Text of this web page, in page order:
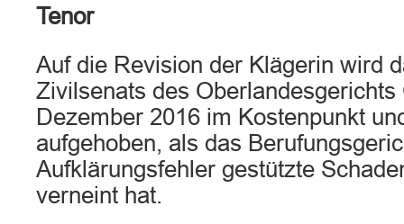
Tenor
Auf die Revision der Klägerin wird
Zivilsenats des Oberlandesgerichts
Dezember 2016 im Kostenpunkt
aufgehoben, als das
Aufklärungsfehler gestützte
verneint hat.